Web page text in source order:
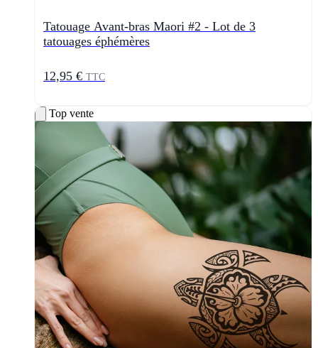
Tatouage Avant-bras Maori #2 - Lot de 3
tatouages éphémères
12,95 € TTC
Top vente